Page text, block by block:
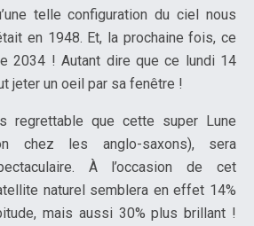
telle configuration du ciel nous
en 1948. Et, la prochaine fois, ce
2034 ! Autant dire que ce lundi 14
jeter un oeil par sa fenêtre !
regrettable que cette super Lune
chez les anglo-saxons), sera
À l’occasion de cet
naturel semblera en effet 14%
mais aussi 30% plus brillant !